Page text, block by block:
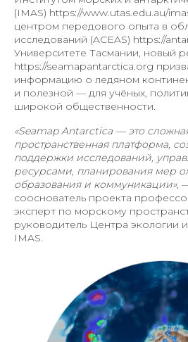
(IMAS) https://www.utas.edu.au/
центром передового опыта в
исследований (ACEAS) https://
Университете Тасмании, новый
https://seamapantarctica.org
информацию о ледяном
и полезной — для учёных,
широкой общественности.
«Seamap Antarctica — это
пространственная платформа,
поддержки исследований,
ресурсами, планирования мер
образования и коммуникации»,
сооснователь проекта
эксперт по морскому
руководитель Центра экологии
IMAS.